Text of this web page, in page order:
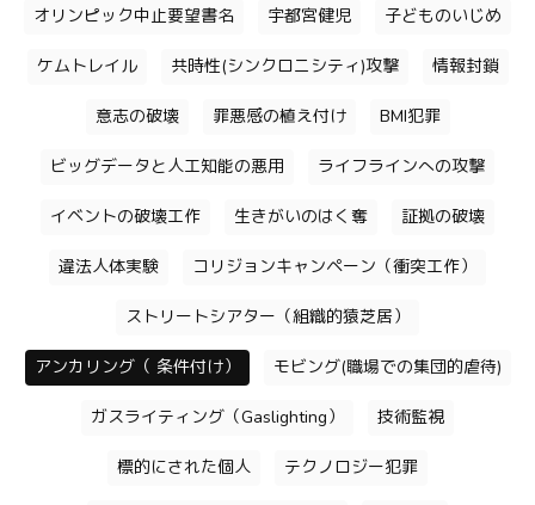
オリンピック中止要望書名 宇都宮健児 子どものいじめ
ケムトレイル 共時性(シンクロニシティ)攻撃 情報封鎖
意志の破壊 罪悪感の植え付け BMI犯罪
ビッグデータと人工知能の悪用 ライフラインへの攻撃
イベントの破壊工作 生きがいのはく奪 証拠の破壊
違法人体実験 コリジョンキャンペーン（衝突工作）
ストリートシアター（組織的猿芝居）
アンカリング（ 条件付け） モビング(職場での集団的虐待)
ガスライティング（Gaslighting） 技術監視
標的にされた個人 テクノロジー犯罪